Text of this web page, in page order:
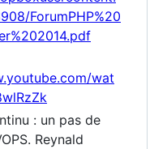
ForumPHP%20
wat
: un pas de
Reynald